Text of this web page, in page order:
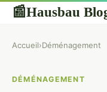
📰Hausbau
Accueil›Déménagement
DÉMÉNAGEMENT